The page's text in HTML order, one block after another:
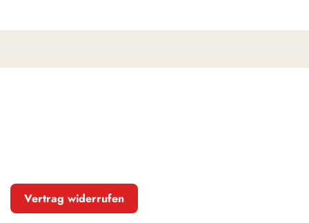
Vertrag widerrufen